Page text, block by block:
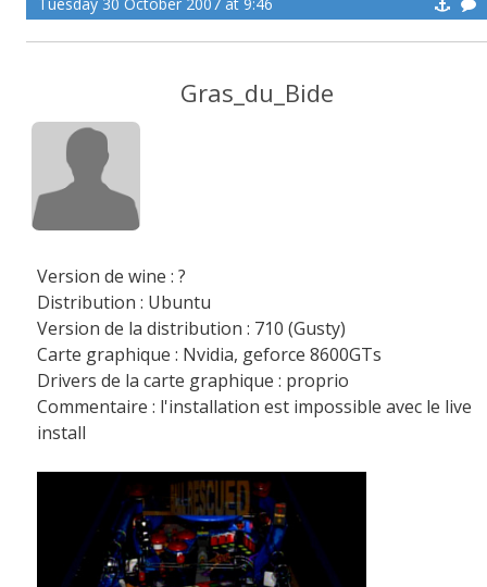
Gras_du_Bide
Version de wine : ?
Distribution : Ubuntu
Version de la distribution : 710 (Gusty)
Carte graphique : Nvidia, geforce 8600GTs
Drivers de la carte graphique : proprio
Commentaire : l'installation est impossible avec le live
install